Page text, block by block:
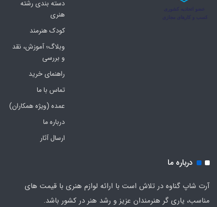
دسته بندی رشته
هنری
کودک هنرمند
وبلاگ؛ آموزش، نقد
و بررسی
راهنمای خرید
تماس با ما
عمده (ویژه همکاران)
درباره ما
ارسال آثار
درباره ما
آرت شاپ گناوه در تلاش است با ارائه لوازم هنری با قیمت های
مناسب، یاری گر هنرمندان عزیز و رشد هنر در کشور باشد.